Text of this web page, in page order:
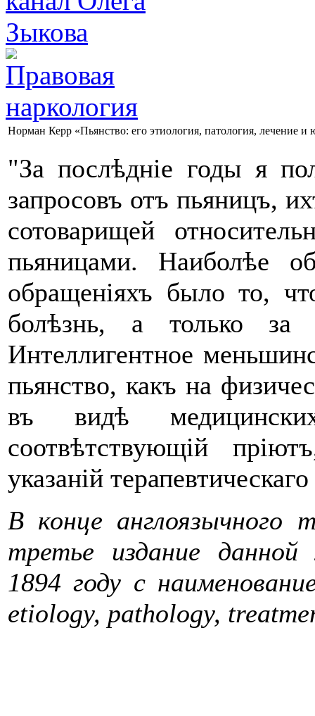
Норман Керр «Пьянство: его этиология, патология, лечение и
"За послѣдніе годы я
запросовъ отъ пьяницъ,
сотоварищей
пьяницами. Наиболѣе
обращеніяхъ было то,
болѣзнь, а только за
Интеллигентное
пьянство, какъ на
въ видѣ
соотвѣтствующій
указаній
В конце англоязычного
третье издание данной
1894 году с
etiology, pathology,